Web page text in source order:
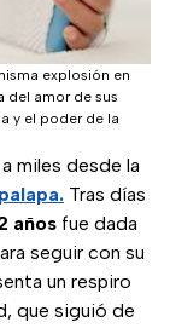
explosión en
del amor de sus
y el poder de la
miles desde la
Tras días
años fue dada
seguir con su
un respiro
que siguió de